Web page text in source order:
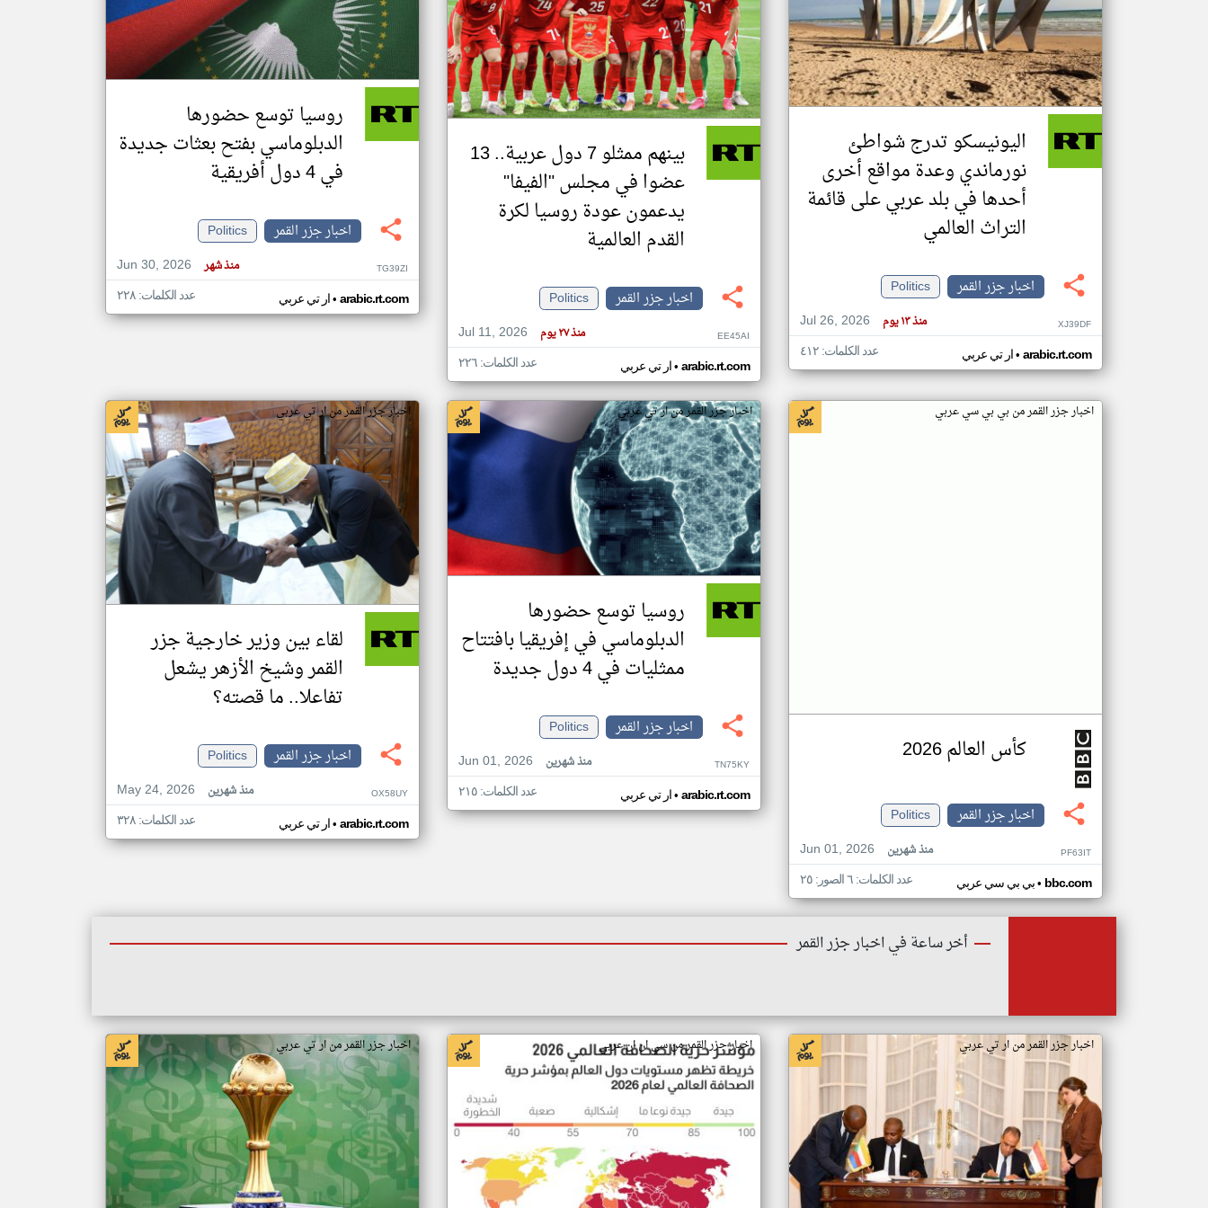
تغيير الدولة
اخبار جزر القمر على مدار الساعة
أهم اخبار جزر القمر العاجلة والمباشرة
اليونيسكو تدرج شواطئ
نورماندي وعدة مواقع أخرى
أحدها في بلد عربي على قائمة
التراث العالمي
اخبار جزر القمر
Politics
Jul 26, 2026
منذ ١٣ يوم XJ39DF
ار تي عربي• arabic.rt.com عدد الكلمات: ٤١٢
بينهم ممثلو 7 دول عربية.. 13
عضوا في مجلس "الفيفا"
يدعمون عودة روسيا لكرة
القدم العالمية
اخبار جزر القمر
Politics
Jul 11, 2026
منذ ٢٧ يوم EE45AI
ار تي عربي• arabic.rt.com عدد الكلمات: ٢٢٦
روسيا توسع حضورها
الدبلوماسي بفتح بعثات جديدة
في 4 دول أفريقية
اخبار جزر القمر
Politics
Jun 30, 2026
منذ شهر TG39ZI
ار تي عربي• arabic.rt.com عدد الكلمات: ٢٢٨
اخبار جزر القمر من بي بي سي عربي
كأس العالم 2026
اخبار جزر القمر
Politics
Jun 01, 2026
منذ شهرين PF63IT
بي بي سي عربي• bbc.com عدد الكلمات: ٦ الصور: ٢٥
اخبار جزر القمر من ار تي عربي
روسيا توسع حضورها
الدبلوماسي في إفريقيا بافتتاح
ممثليات في 4 دول جديدة
اخبار جزر القمر
Politics
Jun 01, 2026
منذ شهرين TN75KY
ار تي عربي• arabic.rt.com عدد الكلمات: ٢١٥
اخبار جزر القمر من ار تي عربي
لقاء بين وزير خارجية جزر
القمر وشيخ الأزهر يشعل
تفاعلا.. ما قصته؟
اخبار جزر القمر
Politics
May 24, 2026
منذ شهرين OX58UY
ار تي عربي• arabic.rt.com عدد الكلمات: ٣٢٨
أخر ساعة في اخبار جزر القمر
اخبار جزر القمر من ار تي عربي اخبار جزر القمر من سي ان ان عربي اخبار جزر القمر من ار تي عربي
klyoum.com